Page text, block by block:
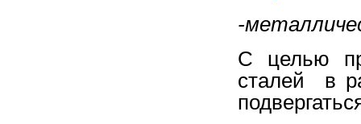
-
С целью
сталей в